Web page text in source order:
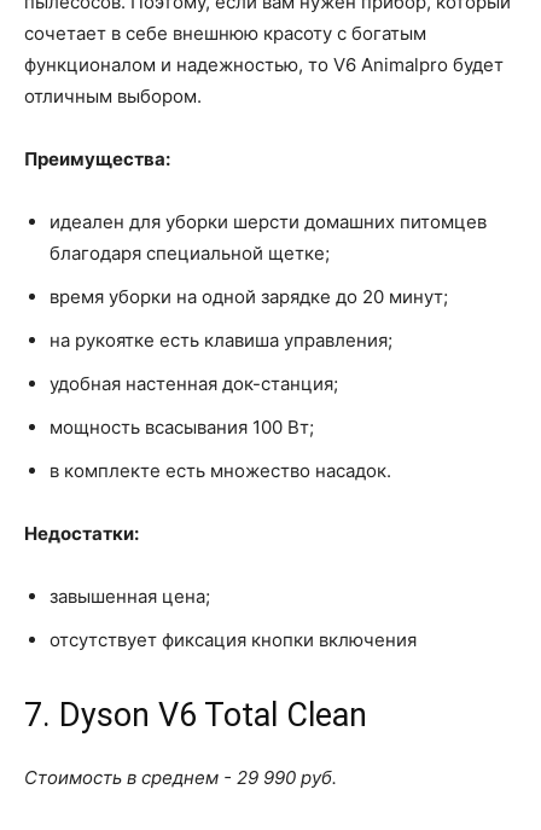
сочетает в себе внешнюю красоту с богатым
функционалом и надежностью, то V6 Animalpro будет
отличным выбором.
Преимущества:
идеален для уборки шерсти домашних питомцев
благодаря специальной щетке;
время уборки на одной зарядке до 20 минут;
на рукоятке есть клавиша управления;
удобная настенная док-станция;
мощность всасывания 100 Вт;
в комплекте есть множество насадок.
Недостатки:
завышенная цена;
отсутствует фиксация кнопки включения
7. Dyson V6 Total Clean
Стоимость в среднем - 29 990 руб.